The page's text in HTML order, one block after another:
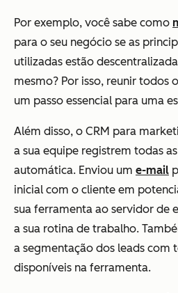
Por exemplo, você sabe como
para o seu negócio se as
utilizadas estão
mesmo? Por isso, reunir todos
um passo essencial para uma
Além disso, o CRM para
a sua equipe registrem todas
automática. Enviou um e-mail
inicial com o cliente em
sua ferramenta ao servidor de
a sua rotina de trabalho.
a segmentação dos leads com
disponíveis na ferramenta.